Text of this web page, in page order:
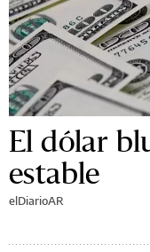
El dólar
estable
elDiarioAR